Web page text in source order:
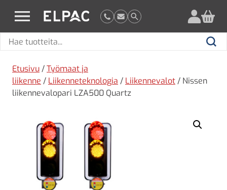
elpac.fi
Hae
Hae
Etusivu /Työmaat ja
liikenne / Liikenneteknologia / Liikennevalot / Nissen
liikennevalopari LZA500 Quartz